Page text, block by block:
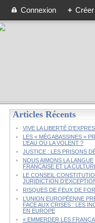
Connexion +
Articles Récents
VIVE LA LIBERTÉ
LES « MÉGABASSINES »
L’EAU OU LA VOLENT ?
JUSTICE : LES PRISONS
NOUS AIMONS LA LANGUE
FRANÇAISE ET LA
LE CONSEIL
JURIDICTION
RISQUES DE FEUX DE
L’UNION EUROPÉENNE
FACE AUX CRISES : LES
EN EUROPE
« EMMERDER LES